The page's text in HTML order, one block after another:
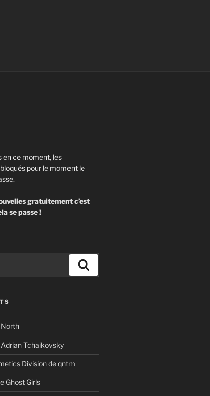
en ce moment, les
pour le moment le
gratuitement c’est
se passe !
North
Tchaikovsky
Division de qntm
Ghost Girls